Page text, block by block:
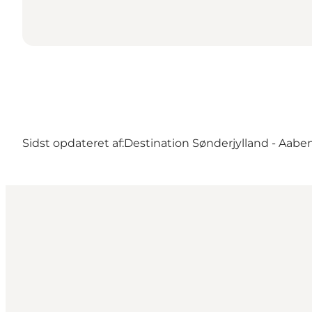
Sidst opdateret af:Destination Sønderjylland -